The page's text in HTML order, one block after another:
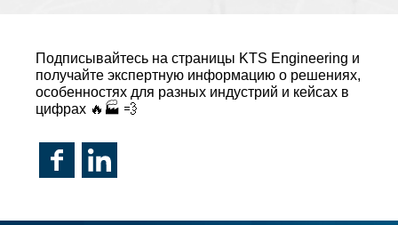
Подписывайтесь на страницы KTS Engineering и
получайте экспертную информацию о решениях,
особенностях для разных индустрий и кейсах в
цифрах 🔥🏭 💨